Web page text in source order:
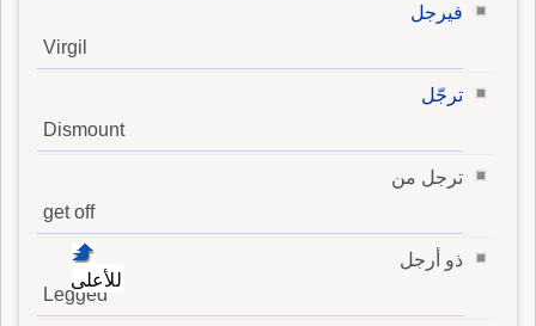
فيرجل
Virgil
ترجّل
Dismount
ترجل من
get off
ذو أرجل
Legged
للأعلى